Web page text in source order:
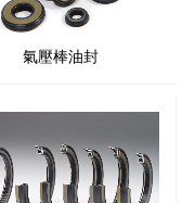
氣壓棒油封